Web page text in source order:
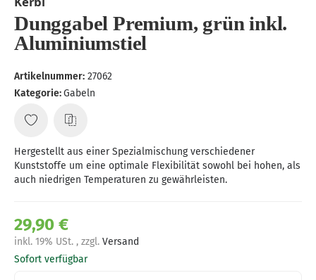
Dunggabel Premium, grün inkl.
Aluminiumstiel
Artikelnummer: 27062
Kategorie:Gabeln
Hergestellt aus einer Spezialmischung verschiedener
Kunststoffe um eine optimale Flexibilität sowohl bei hohen, als
auch niedrigen Temperaturen zu gewährleisten.
29,90 €
inkl. 19% USt. , zzgl. Versand
Sofort verfügbar